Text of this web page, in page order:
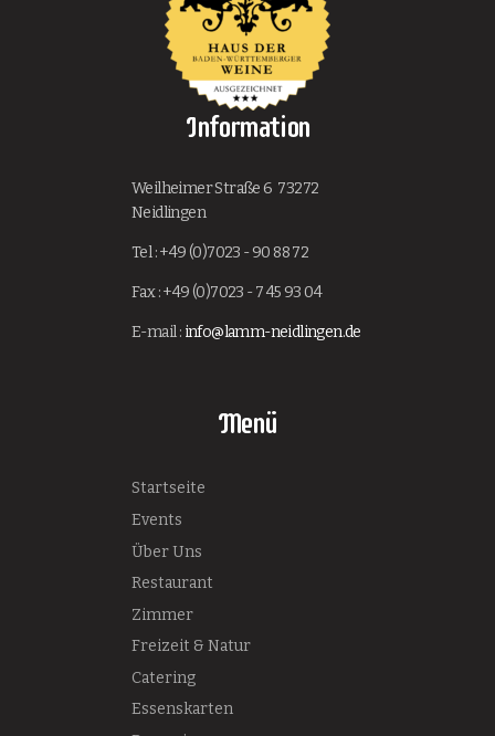
Information
Weilheimer Straße 6 73272
Neidlingen
Tel : +49 (0)7023 - 90 88 72
Fax : +49 (0)7023 - 7 45 93 04
E-mail : info@lamm-neidlingen.de
Menü
Startseite
Events
Über Uns
Restaurant
Zimmer
Freizeit & Natur
Catering
Essenskarten